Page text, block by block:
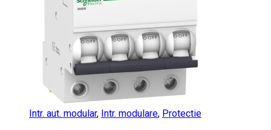
Intr. aut. modular, Intr. modulare, Protectie